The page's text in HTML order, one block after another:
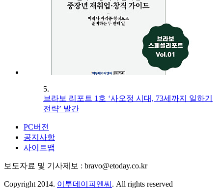
5.
브라보 리포트 1호 ‘사오정 시대, 73세까지 일하기
전략’ 발간
PC버전
공지사항
사이트맵
보도자료 및 기사제보 : bravo@etoday.co.kr
Copyright 2014. 이투데이피엔씨 . All rights reserved